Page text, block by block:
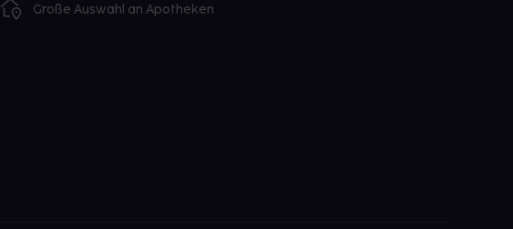
Große Auswahl an Apotheken